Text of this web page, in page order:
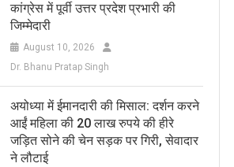
कांग्रेस में पूर्वी उत्तर प्रदेश प्रभारी की
जिम्मेदारी
August 10, 2026
Dr. Bhanu Pratap Singh
अयोध्या में ईमानदारी की मिसाल: दर्शन करने
आईं महिला की 20 लाख रुपये की हीरे
जड़ित सोने की चेन सड़क पर गिरी, सेवादार
ने लौटाई